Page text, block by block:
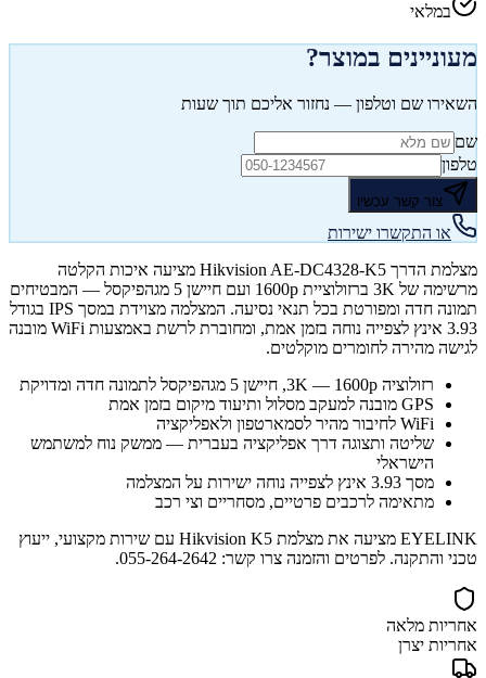
במלאי
מעוניינים במוצר?
השאירו שם וטלפון — נחזור אליכם תוך שעות
שם
טלפון
צור קשר עכשיו
או התקשרו ישירות
מצלמת הדרך Hikvision AE-DC4328-K5 מציעה איכות הקלטה
מרשימה של 3K ברזולוציית 1600p ועם חיישן 5 מגהפיקסל — המבטיחים
תמונה חדה ומפורטת בכל תנאי נסיעה. המצלמה מצוידת במסך IPS בגודל
3.93 אינץ לצפייה נוחה בזמן אמת, ומחוברת לרשת באמצעות WiFi מובנה
לגישה מהירה לחומרים מוקלטים.
רזולוציה 3K — 1600p, חיישן 5 מגהפיקסל לתמונה חדה ומדויקת
GPS מובנה למעקב מסלול ותיעוד מיקום בזמן אמת
WiFi לחיבור מהיר לסמארטפון ולאפליקציה
שליטה ותצוגה דרך אפליקציה בעברית — ממשק נוח למשתמש
הישראלי
מסך 3.93 אינץ לצפייה נוחה ישירות על המצלמה
מתאימה לרכבים פרטיים, מסחריים וצי רכב
EYELINK מציעה את מצלמת Hikvision K5 עם שירות מקצועי, ייעוץ
טכני והתקנה. לפרטים והזמנה צרו קשר: 055-264-2642.
אחריות מלאה
אחריות יצרן